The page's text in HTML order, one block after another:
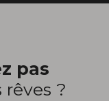
pas
?